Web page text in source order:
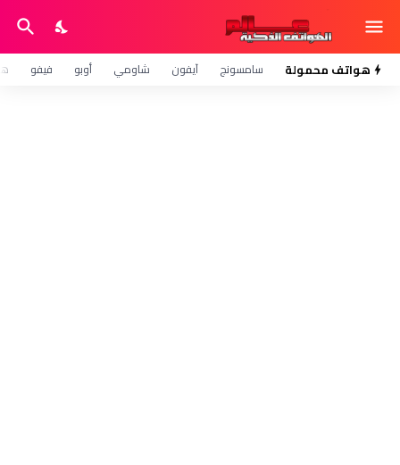
هواتف محمولة سامسونج آيفون شاومي أوبو فيفو